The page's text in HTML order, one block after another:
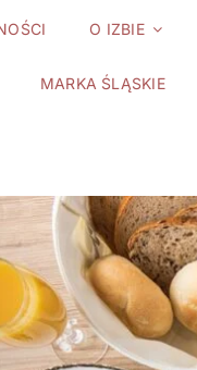
O IZBIE
MARKA ŚLĄSKIE